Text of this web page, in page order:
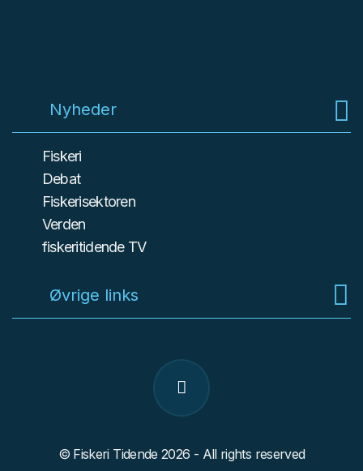
Nyheder
Fiskeri
Debat
Fiskerisektoren
Verden
fiskeritidende TV
Øvrige links
© Fiskeri Tidende 2026 - All rights reserved